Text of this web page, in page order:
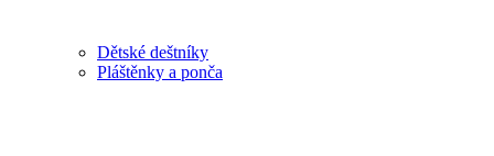
Dětské deštníky
Pláštěnky a ponča